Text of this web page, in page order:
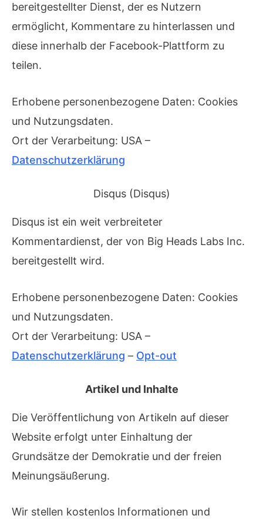
bereitgestellter Dienst, der es Nutzern
ermöglicht, Kommentare zu hinterlassen und
diese innerhalb der Facebook-Plattform zu
teilen.
Erhobene personenbezogene Daten: Cookies
und Nutzungsdaten.
Ort der Verarbeitung: USA –
Datenschutzerklärung
Disqus (Disqus)
Disqus ist ein weit verbreiteter
Kommentardienst, der von Big Heads Labs Inc.
bereitgestellt wird.
Erhobene personenbezogene Daten: Cookies
und Nutzungsdaten.
Ort der Verarbeitung: USA –
Datenschutzerklärung – Opt-out
Artikel und Inhalte
Die Veröffentlichung von Artikeln auf dieser
Website erfolgt unter Einhaltung der
Grundsätze der Demokratie und der freien
Meinungsäußerung.
Wir stellen kostenlos Informationen und